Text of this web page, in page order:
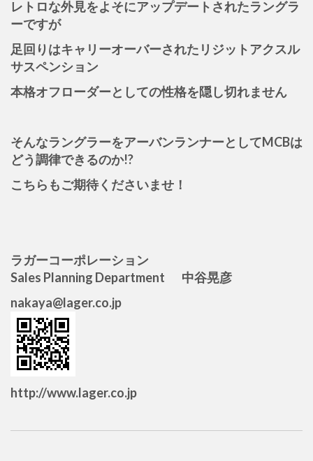
レトロな外見をよそにアップデートされたラングラ
ーですが
足回りはキャリーオーバーされたリジットアクスル
サスペンション
本格オフローダーとしての性格を隠し切れません
そんなラングラーをアーバンランナーとしてMCBは
どう調律できるのか!?
こちらもご期待くださいませ！
ラガーコーポレーション
Sales Planning Department 中谷晃彦
nakaya@lager.co.jp
http://www.lager.co.jp